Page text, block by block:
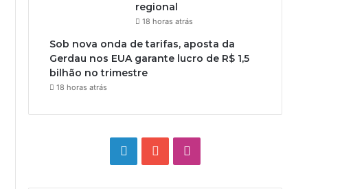
regional
18 horas atrás
Sob nova onda de tarifas, aposta da
Gerdau nos EUA garante lucro de R$ 1,5
bilhão no trimestre
18 horas atrás
LinkedinYouTube